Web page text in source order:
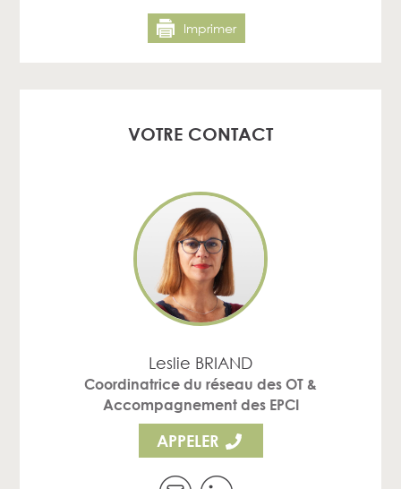
Imprimer
VOTRE CONTACT
Leslie BRIAND
Coordinatrice du réseau des OT &
Accompagnement des EPCI
APPELER